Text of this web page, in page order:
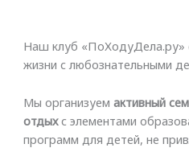
Наш клуб «ПоХодуДела.ру»
жизни с любознательными
Мы организуемактивный
отдыхс элементами
программ для детей, не